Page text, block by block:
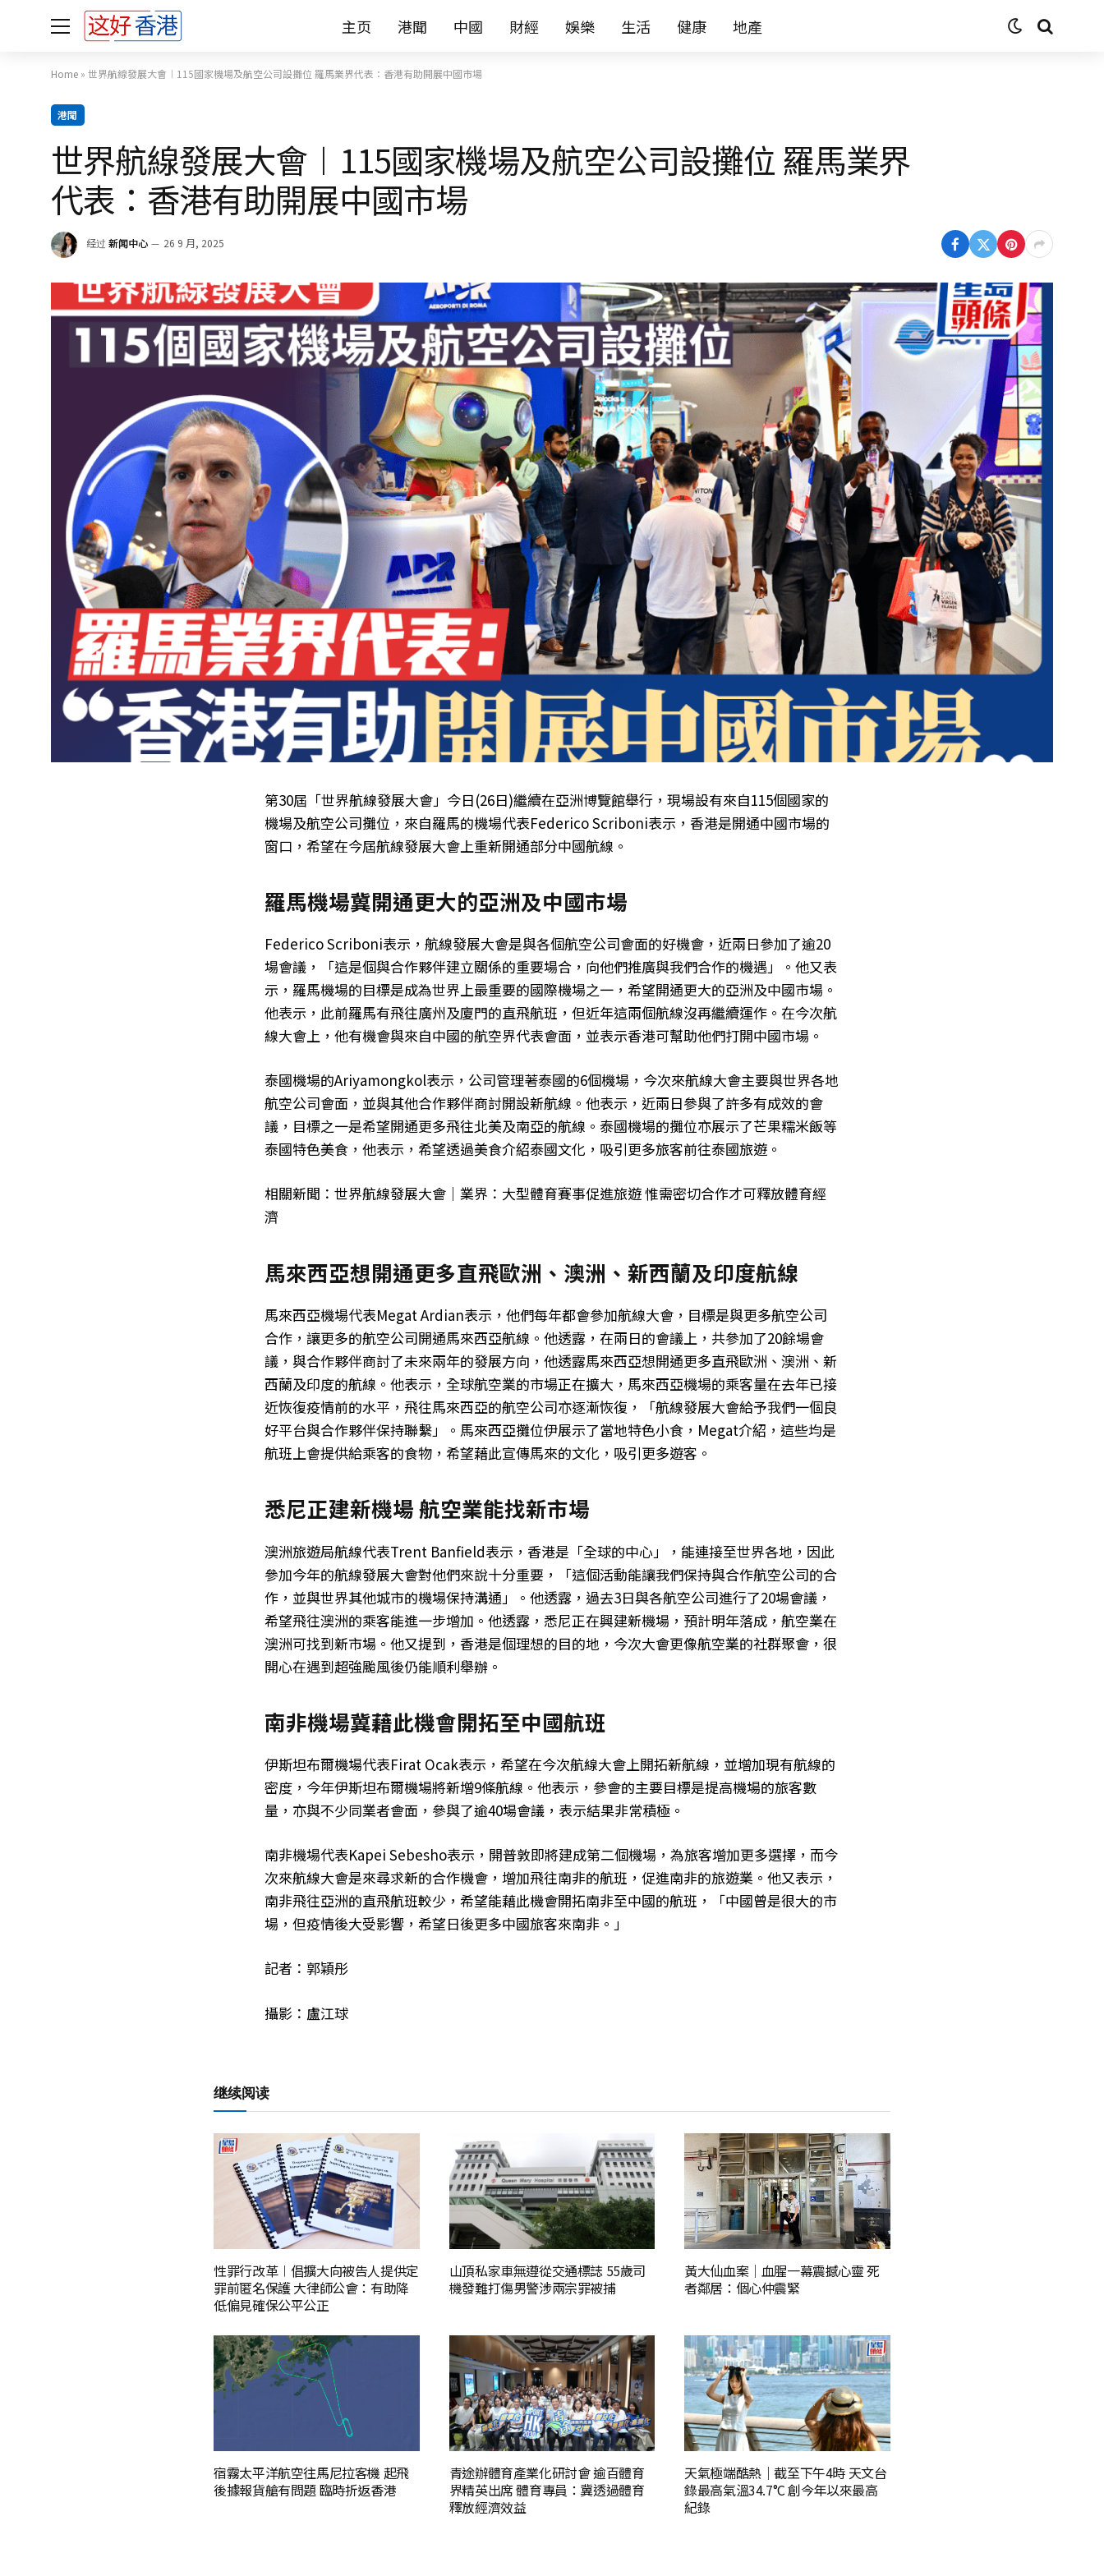
主页 港聞 中國 財經 娛樂 生活 健康 地產
Home » 世界航線發展大會︱115國家機場及航空公司設攤位 羅馬業界代表：香港有助開展中國市場
港聞
世界航線發展大會︱115國家機場及航空公司設攤位 羅馬業界
代表：香港有助開展中國市場
经过 新闻中心 26 9 月, 2025
第30屆「世界航線發展大會」今日(26日)繼續在亞洲博覽館舉行，現場設有來自115個國家的
機場及航空公司攤位，來自羅馬的機場代表Federico Scriboni表示，香港是開通中國市場的
窗口，希望在今屆航線發展大會上重新開通部分中國航線。
羅馬機場冀開通更大的亞洲及中國市場
Federico Scriboni表示，航線發展大會是與各個航空公司會面的好機會，近兩日參加了逾20
場會議，「這是個與合作夥伴建立關係的重要場合，向他們推廣與我們合作的機遇」。他又表
示，羅馬機場的目標是成為世界上最重要的國際機場之一，希望開通更大的亞洲及中國市場。
他表示，此前羅馬有飛往廣州及廈門的直飛航班，但近年這兩個航線沒再繼續運作。在今次航
線大會上，他有機會與來自中國的航空界代表會面，並表示香港可幫助他們打開中國市場。
泰國機場的Ariyamongkol表示，公司管理著泰國的6個機場，今次來航線大會主要與世界各地
航空公司會面，並與其他合作夥伴商討開設新航線。他表示，近兩日參與了許多有成效的會
議，目標之一是希望開通更多飛往北美及南亞的航線。泰國機場的攤位亦展示了芒果糯米飯等
泰國特色美食，他表示，希望透過美食介紹泰國文化，吸引更多旅客前往泰國旅遊。
相關新聞：世界航線發展大會｜業界：大型體育賽事促進旅遊 惟需密切合作才可釋放體育經
濟
馬來西亞想開通更多直飛歐洲、澳洲、新西蘭及印度航線
馬來西亞機場代表Megat Ardian表示，他們每年都會參加航線大會，目標是與更多航空公司
合作，讓更多的航空公司開通馬來西亞航線。他透露，在兩日的會議上，共參加了20餘場會
議，與合作夥伴商討了未來兩年的發展方向，他透露馬來西亞想開通更多直飛歐洲、澳洲、新
西蘭及印度的航線。他表示，全球航空業的市場正在擴大，馬來西亞機場的乘客量在去年已接
近恢復疫情前的水平，飛往馬來西亞的航空公司亦逐漸恢復，「航線發展大會給予我們一個良
好平台與合作夥伴保持聯繫」。馬來西亞攤位伊展示了當地特色小食，Megat介紹，這些均是
航班上會提供給乘客的食物，希望藉此宣傳馬來的文化，吸引更多遊客。
悉尼正建新機場 航空業能找新市場
澳洲旅遊局航線代表Trent Banfield表示，香港是「全球的中心」，能連接至世界各地，因此
參加今年的航線發展大會對他們來說十分重要，「這個活動能讓我們保持與合作航空公司的合
作，並與世界其他城市的機場保持溝通」。他透露，過去3日與各航空公司進行了20場會議，
希望飛往澳洲的乘客能進一步增加。他透露，悉尼正在興建新機場，預計明年落成，航空業在
澳洲可找到新市場。他又提到，香港是個理想的目的地，今次大會更像航空業的社群聚會，很
開心在遇到超強颱風後仍能順利舉辦。
南非機場冀藉此機會開拓至中國航班
伊斯坦布爾機場代表Firat Ocak表示，希望在今次航線大會上開拓新航線，並增加現有航線的
密度，今年伊斯坦布爾機場將新增9條航線。他表示，參會的主要目標是提高機場的旅客數
量，亦與不少同業者會面，參與了逾40場會議，表示結果非常積極。
南非機場代表Kapei Sebesho表示，開普敦即將建成第二個機場，為旅客增加更多選擇，而今
次來航線大會是來尋求新的合作機會，增加飛往南非的航班，促進南非的旅遊業。他又表示，
南非飛往亞洲的直飛航班較少，希望能藉此機會開拓南非至中國的航班，「中國曾是很大的市
場，但疫情後大受影響，希望日後更多中國旅客來南非。」
記者：郭穎彤
攝影：盧江球
继续阅读
性罪行改革︱倡擴大向被告人提供定
罪前匿名保護 大律師公會：有助降
低偏見確保公平公正
山頂私家車無遵從交通標誌 55歲司
機發難打傷男警涉兩宗罪被捕
黃大仙血案│血腥一幕震撼心靈 死
者鄰居：個心仲震緊
宿霧太平洋航空往馬尼拉客機 起飛
後據報貨艙有問題 臨時折返香港
青途辦體育產業化研討會 逾百體育
界精英出席 體育專員：冀透過體育
釋放經濟效益
天氣極端酷熱｜截至下午4時 天文台
錄最高氣溫34.7°C 創今年以來最高
紀錄